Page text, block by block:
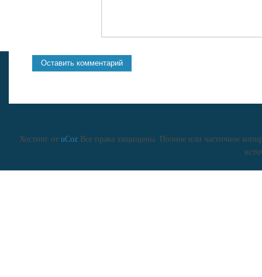
Хостинг от uCozВсе права защищены. Полное или частичное